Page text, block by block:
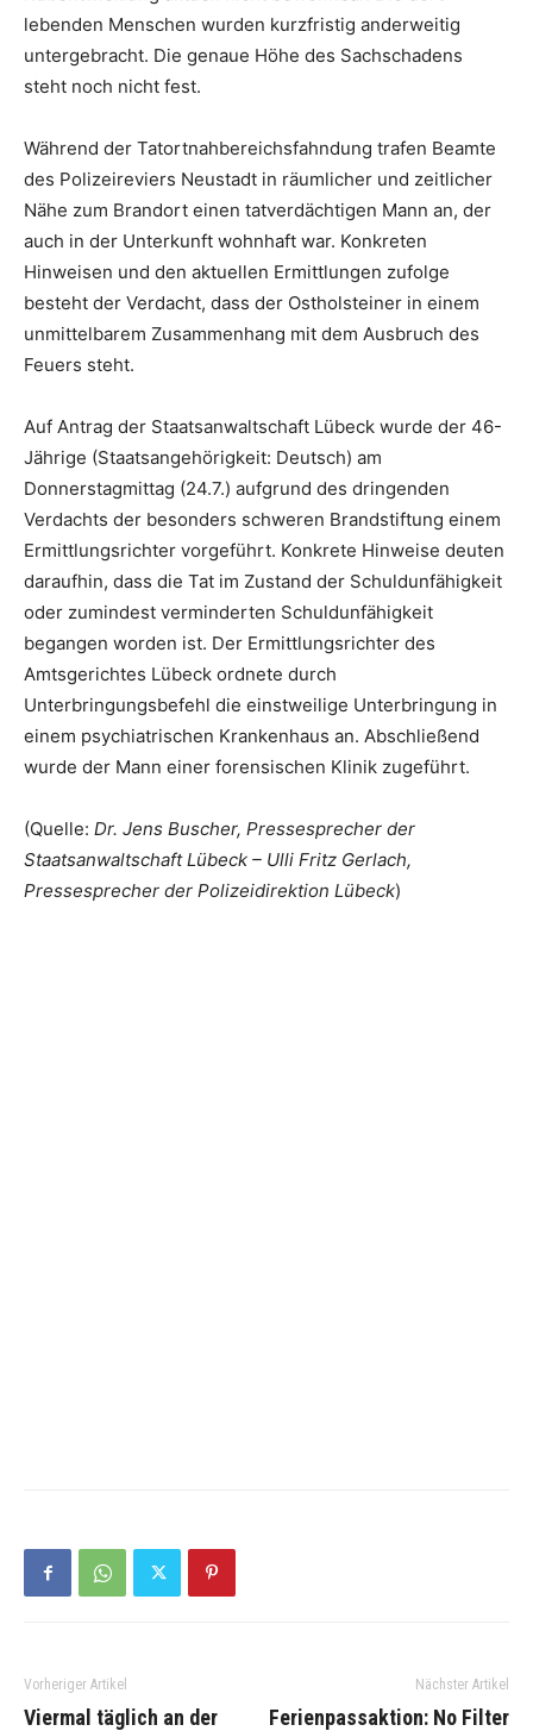
lebenden Menschen wurden kurzfristig anderweitig
untergebracht. Die genaue Höhe des Sachschadens
steht noch nicht fest.
Während der Tatortnahbereichsfahndung trafen Beamte
des Polizeireviers Neustadt in räumlicher und zeitlicher
Nähe zum Brandort einen tatverdächtigen Mann an, der
auch in der Unterkunft wohnhaft war. Konkreten
Hinweisen und den aktuellen Ermittlungen zufolge
besteht der Verdacht, dass der Ostholsteiner in einem
unmittelbarem Zusammenhang mit dem Ausbruch des
Feuers steht.
Auf Antrag der Staatsanwaltschaft Lübeck wurde der 46-
Jährige (Staatsangehörigkeit: Deutsch) am
Donnerstagmittag (24.7.) aufgrund des dringenden
Verdachts der besonders schweren Brandstiftung einem
Ermittlungsrichter vorgeführt. Konkrete Hinweise deuten
daraufhin, dass die Tat im Zustand der Schuldunfähigkeit
oder zumindest verminderten Schuldunfähigkeit
begangen worden ist. Der Ermittlungsrichter des
Amtsgerichtes Lübeck ordnete durch
Unterbringungsbefehl die einstweilige Unterbringung in
einem psychiatrischen Krankenhaus an. Abschließend
wurde der Mann einer forensischen Klinik zugeführt.
(Quelle: Dr. Jens Buscher, Pressesprecher der
Staatsanwaltschaft Lübeck – Ulli Fritz Gerlach,
Pressesprecher der Polizeidirektion Lübeck)
Vorheriger Artikel
Viermal täglich an der
Nächster Artikel
Ferienpassaktion: No Filter